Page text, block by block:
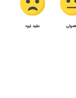
مفید نبود